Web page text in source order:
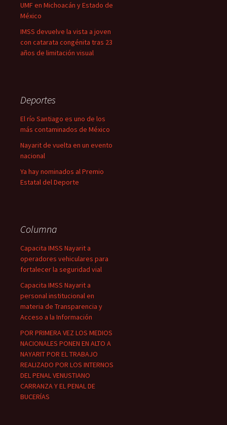
UMF en Michoacán y Estado de
México
IMSS devuelve la vista a joven
con catarata congénita tras 23
años de limitación visual
Deportes
El río Santiago es uno de los
más contaminados de México
Nayarit de vuelta en un evento
nacional
Ya hay nominados al Premio
Estatal del Deporte
Columna
Capacita IMSS Nayarit a
operadores vehiculares para
fortalecer la seguridad vial
Capacita IMSS Nayarit a
personal institucional en
materia de Transparencia y
Acceso a la Información
POR PRIMERA VEZ LOS MEDIOS
NACIONALES PONEN EN ALTO A
NAYARIT POR EL TRABAJO
REALIZADO POR LOS INTERNOS
DEL PENAL VENUSTIANO
CARRANZA Y EL PENAL DE
BUCERÍAS